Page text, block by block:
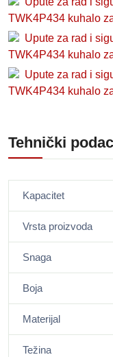
TWK4P434 kuhalo
Upute za rad i
TWK4P434 kuhalo
Upute za rad i
TWK4P434 kuhalo
Tehnički
Kapacitet
Vrsta proizvoda
Snaga
Boja
Materijal
Težina